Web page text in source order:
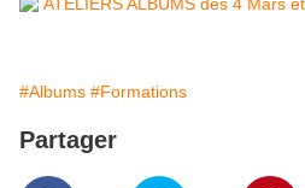
#Albums #Formations
Partager